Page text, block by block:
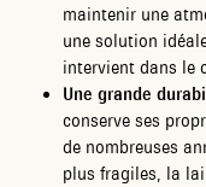
maintenir une
une solution
intervient dans le
Une grande
conserve ses
de nombreuses
plus fragiles, la